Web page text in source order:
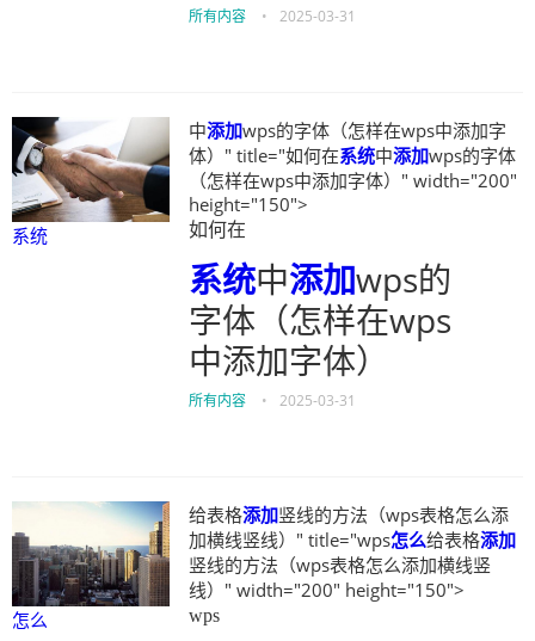
所有内容 • 2025-03-31
系统
中添加wps的字体（怎样在wps中添加字
体）" title="如何在系统中添加wps的字体
（怎样在wps中添加字体）" width="200"
height="150">
如何在
系统中添加wps的
字体（怎样在wps
中添加字体）
所有内容 • 2025-03-31
怎么
给表格添加竖线的方法（wps表格怎么添
加横线竖线）" title="wps怎么给表格添加
竖线的方法（wps表格怎么添加横线竖
线）" width="200" height="150">
wps